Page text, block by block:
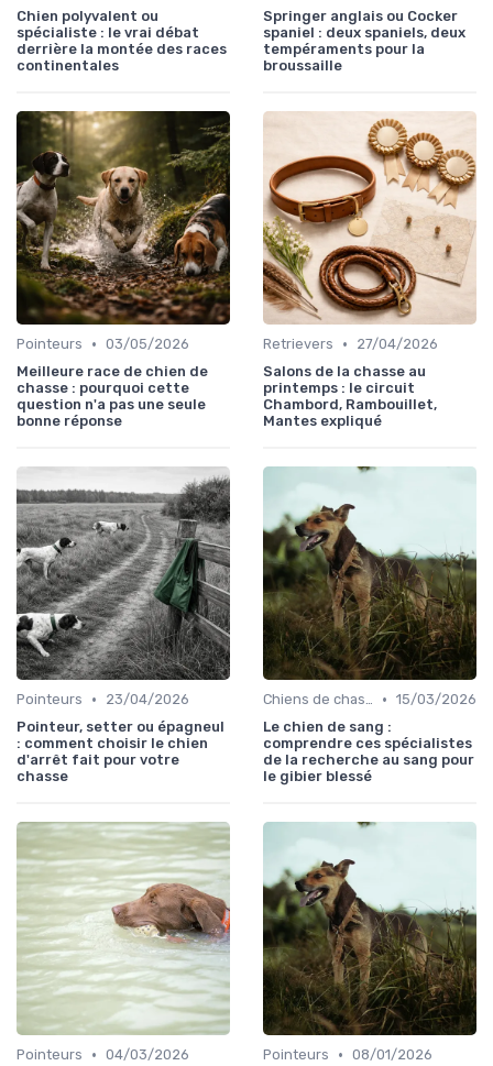
Chien polyvalent ou
spécialiste : le vrai débat
derrière la montée des races
continentales
Springer anglais ou Cocker
spaniel : deux spaniels, deux
tempéraments pour la
broussaille
Pointeurs • 03/05/2026
Meilleure race de chien de
chasse : pourquoi cette
question n'a pas une seule
bonne réponse
Retrievers •
27/04/2026
Salons de la chasse au
printemps : le circuit
Chambord, Rambouillet,
Mantes expliqué
Pointeurs •
23/04/2026
Pointeur, setter ou épagneul
: comment choisir le chien
d'arrêt fait pour votre
chasse
Chiens de chasse au sanglier • 15/03/2026
Le chien de sang :
comprendre ces spécialistes
de la recherche au sang pour
le gibier blessé
Pointeurs • 04/03/2026
Pointeurs • 08/01/2026